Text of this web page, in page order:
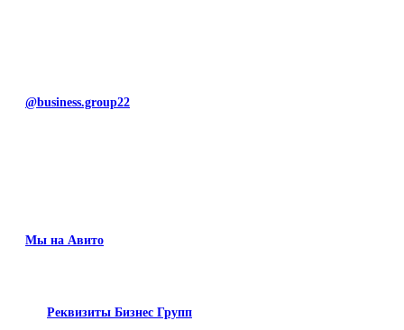
@business.group22
Мы на Авито
Реквизиты Бизнес Групп